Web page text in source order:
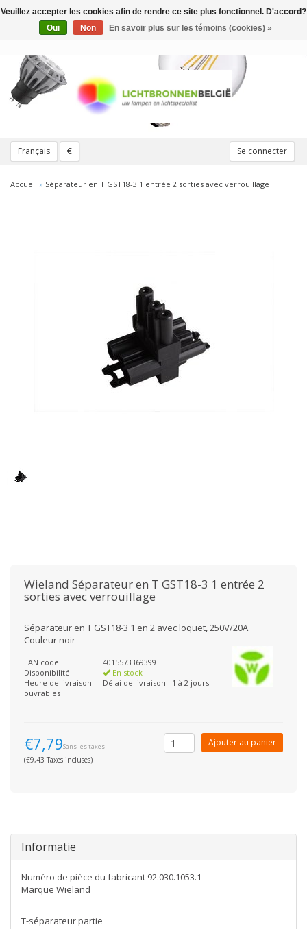
Français € Se connecter
Toggle
navigation
Accueil » Séparateur en T GST18-3 1 entrée 2 sorties avec verrouillage
Wieland Séparateur en T GST18-3 1 entrée 2
sorties avec verrouillage
Séparateur en T GST18-3 1 en 2 avec loquet, 250V/20A.
Couleur noir
EAN code:
4015573369399
Disponibilité:
En stock
Heure de livraison:
Délai de livraison : 1 à 2 jours
ouvrables
€7,79Sans les taxes
(€9,43 Taxes incluses)
Ajouter au panier
Informatie
Numéro de pièce du fabricant 92.030.1053.1
Marque Wieland
T-séparateur partie
Veuillez accepter les cookies afin de rendre ce site plus fonctionnel. D'accord?
Oui
Non En savoir plus sur les témoins (cookies) »